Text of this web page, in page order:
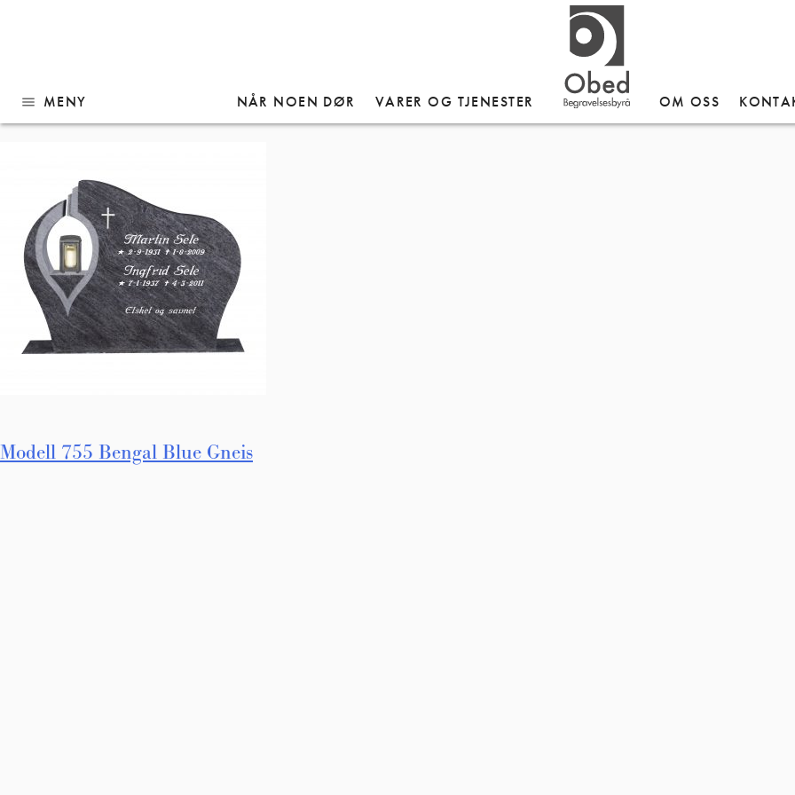
menu MENY NÅR NOEN DØR VARER OG TJENESTER OM OSS
Innleggsnavigasjon
Modell 755 Bengal Blue Gneis